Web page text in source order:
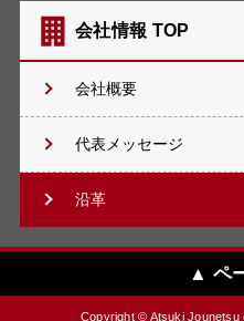
会社情報 TOP
会社概要
代表メッセージ
沿革
▲ ペ
Copyright © Atsuki Jounetsu